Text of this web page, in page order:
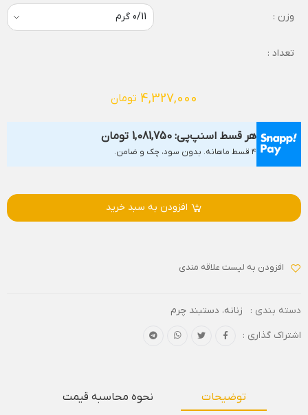
وزن :
تعداد :
4,327,000 تومان
هر قسط اسنپ‌پی: 1,081,750 تومان
۴ قسط ماهانه. بدون سود، چک و ضامن.
افزودن به سبد خرید
افزودن به لیست علاقه مندی
دسته بندی : زنانه، دستبند چرم
اشتراک گذاری :
توضیحات
نحوه محاسبه قیمت